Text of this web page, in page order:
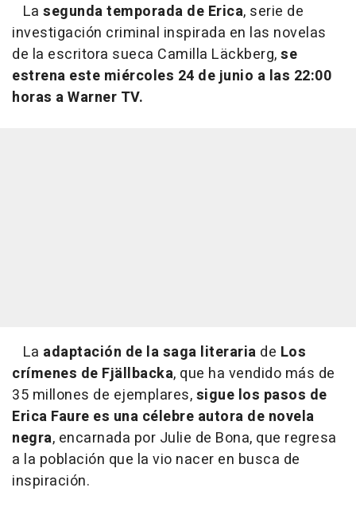
La segunda temporada de Erica, serie de
investigación criminal inspirada en las novelas
de la escritora sueca Camilla Läckberg,se
estrena este miércoles 24 de junio a las 22:00
horas a Warner TV.
La adaptación de la saga literaria de Los
crímenes de Fjällbacka, que ha vendido más de
35 millones de ejemplares,sigue los pasos de
Erica Faure es una célebre autora de novela
negra, encarnada por Julie de Bona, que regresa
a la población que la vio nacer en busca de
inspiración.